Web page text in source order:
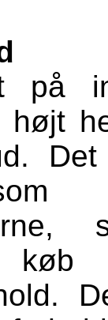
på
Det
køb